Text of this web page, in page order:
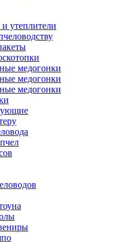
утеплители
медогонки
медогонки
медогонки